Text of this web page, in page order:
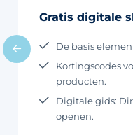
Gratis digitale
De basis
Kortingscodes
producten.
Digitale gids:
openen.